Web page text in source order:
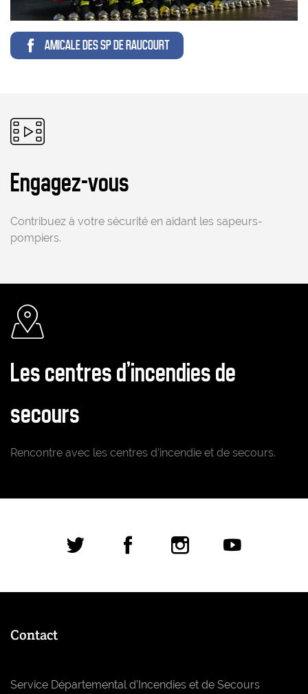
AMICALE DES SP DE RAUCOURT
Pictogramme
Engagez-vous
Contribuez à votre sécurité en aidant les sapeurs-
pompiers.
Les centres d'incendies de
secours
Rencontre avec les centres d’incendie et de secours.
Réseaux sociaux
Contact
Service Départemental d’Incendies et de Secours